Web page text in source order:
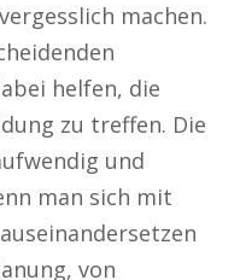
machen.
helfen, die
zu treffen. Die
und
man sich mit
von